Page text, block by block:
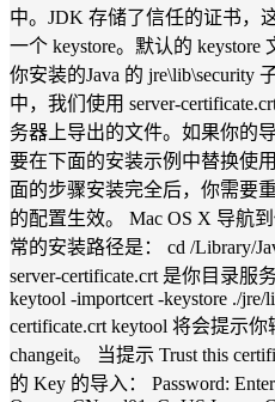
中。JDK 存储了信任的证书，
一个 keystore。默认的 keystore
你安装的Java 的 jre\lib\security
中，我们使用 server-
务器上导出的文件。如果你的
要在下面的安装示例中替换使
面的步骤安装完全后，你需要
的配置生效。 Mac OS X 导航
常的安装路径是： cd /Library/
server-certificate.crt 是你目录服
keytool -importcert -keystore ./jre/
certificate.crt keytool 将会提示
changeit。 当提示 Trust this
的 Key 的导入： Password: